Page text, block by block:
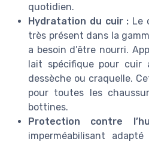
quotidien.
Hydratation du cuir : Le
très présent dans la
a besoin d’être nourri.
lait spécifique pour cuir
dessèche ou craquelle.
pour toutes les
bottines.
Protection contre
imperméabilisant